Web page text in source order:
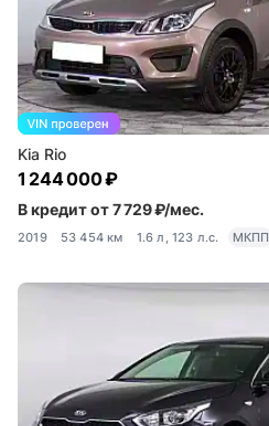
Kia Rio
1 244 000 ₽
В кредит от 7 729 ₽/мес.
2019 53 454 км 1.6 л, 123 л.с. МКПП